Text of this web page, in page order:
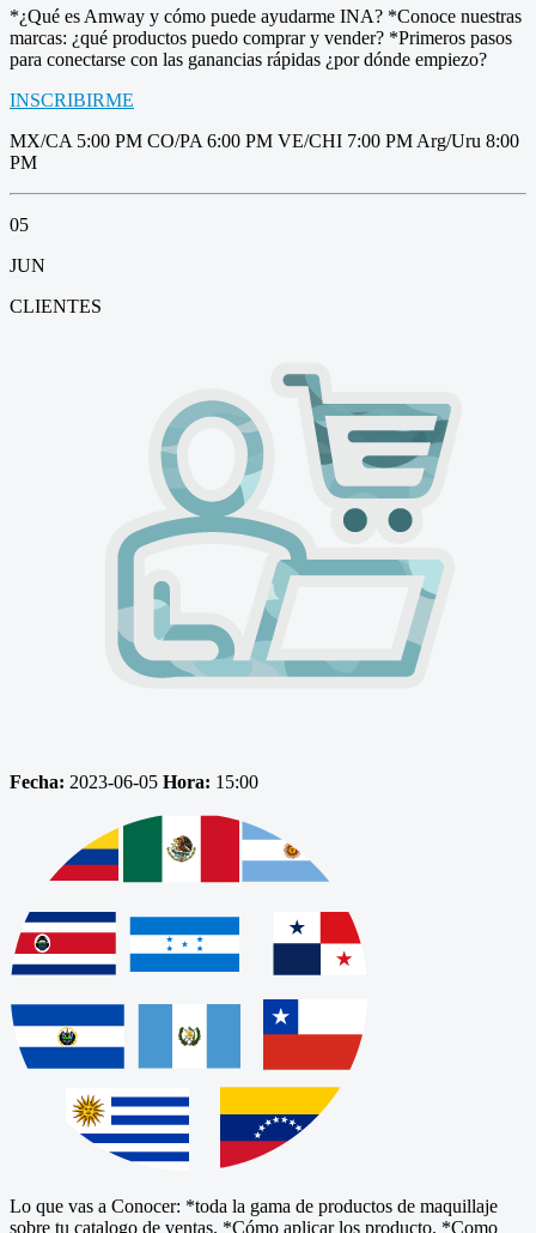
*¿Qué es Amway y cómo puede ayudarme INA? *Conoce nuestras
marcas: ¿qué productos puedo comprar y vender? *Primeros pasos
para conectarse con las ganancias rápidas ¿por dónde empiezo?
INSCRIBIRME
MX/CA 5:00 PM CO/PA 6:00 PM VE/CHI 7:00 PM Arg/Uru 8:00
PM
05
JUN
CLIENTES
Fecha: 2023-06-05 Hora: 15:00
Lo que vas a Conocer: *toda la gama de productos de maquillaje
sobre tu catalogo de ventas. *Cómo aplicar los producto. *Como